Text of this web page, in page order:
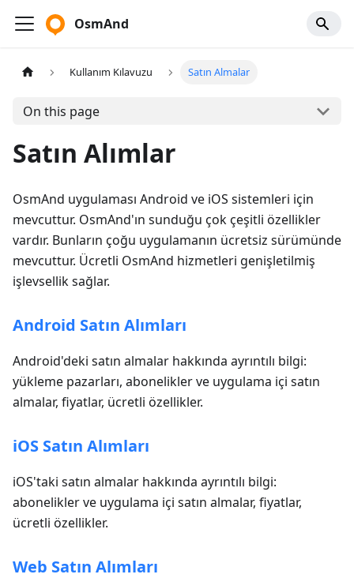
OsmAnd
Kullanım Kılavuzu Satın Almalar
On this page
Satın Alımlar
OsmAnd uygulaması Android ve iOS sistemleri için
mevcuttur. OsmAnd'ın sunduğu çok çeşitli özellikler
vardır. Bunların çoğu uygulamanın ücretsiz sürümünde
mevcuttur. Ücretli OsmAnd hizmetleri genişletilmiş
işlevsellik sağlar.
Android Satın Alımları
Android'deki satın almalar hakkında ayrıntılı bilgi:
yükleme pazarları, abonelikler ve uygulama içi satın
almalar, fiyatlar, ücretli özellikler.
iOS Satın Alımları
iOS'taki satın almalar hakkında ayrıntılı bilgi:
abonelikler ve uygulama içi satın almalar, fiyatlar,
ücretli özellikler.
Web Satın Alımları